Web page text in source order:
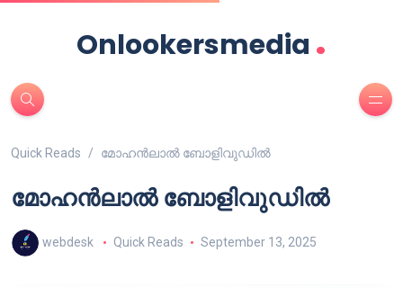
Onlookersmedia .
Quick Reads മോഹൻലാൽ ബോളിവുഡിൽ
മോഹൻലാൽ ബോളിവുഡിൽ
webdesk Quick Reads September 13, 2025